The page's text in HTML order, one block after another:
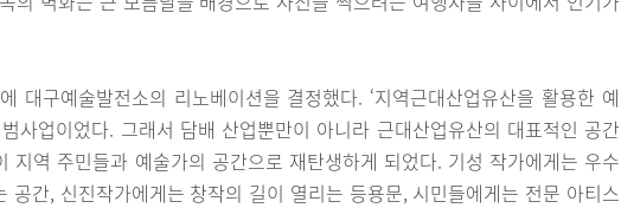
대구예술발전소의 리노베이션을 결정했다. ‘지역근대산업유산을 활용한 예
사업이었다. 그래서 담배 산업뿐만이 아니라 근대산업유산의 대표적인 공간
지역 주민들과 예술가의 공간으로 재탄생하게 되었다. 기성 작가에게는 우수
공간, 신진작가에게는 창작의 길이 열리는 등용문, 시민들에게는 전문 아티스